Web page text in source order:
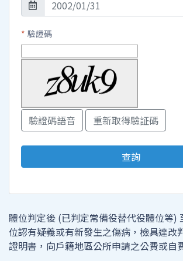
* 驗證碼
體位判定後 (已判定常備役替代役體位等)
位認有疑義或有新發生之傷病，檢具達改
證明書，向戶籍地區公所申請之公費或自